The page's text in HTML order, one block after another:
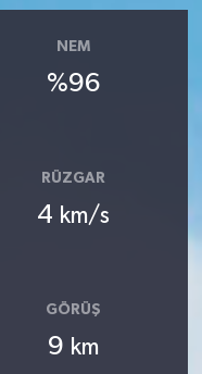
NEM
%96
RÜZGAR
4 km/s
GÖRÜŞ
9 km